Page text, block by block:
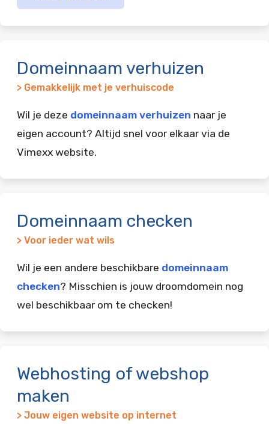
Domeinnaam verhuizen
> Gemakkelijk met je verhuiscode
Wil je deze domeinnaam verhuizen naar je
eigen account? Altijd snel voor elkaar via de
Vimexx website.
Domeinnaam checken
> Voor ieder wat wils
Wil je een andere beschikbare domeinnaam
checken? Misschien is jouw droomdomein nog
wel beschikbaar om te checken!
Webhosting of webshop
maken
> Jouw eigen website op internet